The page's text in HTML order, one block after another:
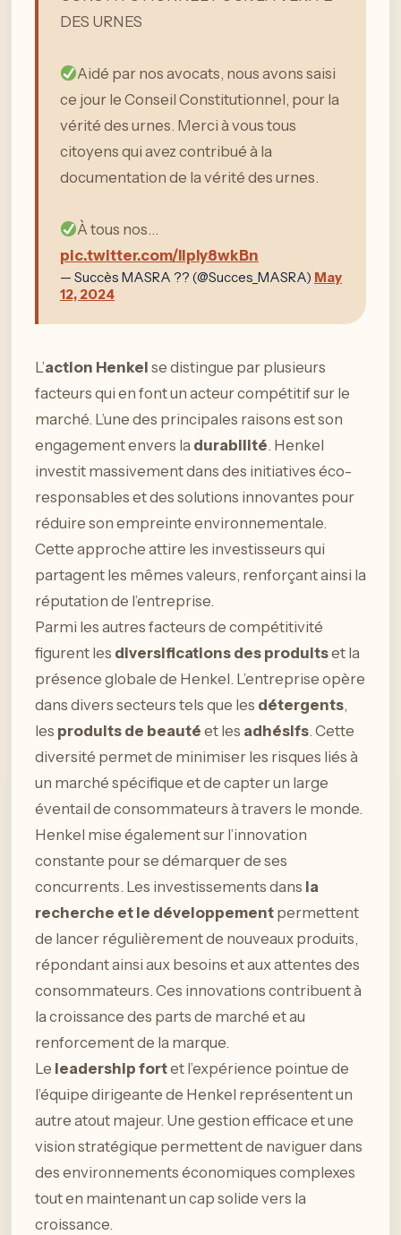
DES URNES
Aidé par nos avocats, nous avons saisi
ce jour le Conseil Constitutionnel, pour la
vérité des urnes. Merci à vous tous
citoyens qui avez contribué à la
documentation de la vérité des urnes.
À tous nos…
pic.twitter.com/IlpIy8wkBn
— Succès MASRA ?? (@Succes_MASRA) May
12, 2024
L’action Henkel se distingue par plusieurs
facteurs qui en font un acteur compétitif sur le
marché. L’une des principales raisons est son
engagement envers la durabilité. Henkel
investit massivement dans des initiatives éco-
responsables et des solutions innovantes pour
réduire son empreinte environnementale.
Cette approche attire les investisseurs qui
partagent les mêmes valeurs, renforçant ainsi la
réputation de l’entreprise.
Parmi les autres facteurs de compétitivité
figurent les diversifications des produitset la
présence globale de Henkel. L’entreprise opère
dans divers secteurs tels que les détergents,
les produits de beauté et les adhésifs. Cette
diversité permet de minimiser les risques liés à
un marché spécifique et de capter un large
éventail de consommateurs à travers le monde.
Henkel mise également sur l’innovation
constante pour se démarquer de ses
concurrents. Les investissements dans la
recherche et le développement permettent
de lancer régulièrement de nouveaux produits,
répondant ainsi aux besoins et aux attentes des
consommateurs. Ces innovations contribuent à
la croissance des parts de marché et au
renforcement de la marque.
Le leadership fortet l’expérience pointue de
l’équipe dirigeante de Henkel représentent un
autre atout majeur. Une gestion efficace et une
vision stratégique permettent de naviguer dans
des environnements économiques complexes
tout en maintenant un cap solide vers la
croissance.